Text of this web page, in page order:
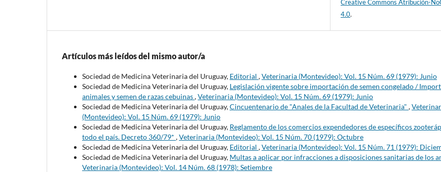
Creative Commons Atribución-
4.0.
Artículos más leídos del mismo autor/a
Sociedad de Medicina Veterinaria del Uruguay, Editorial ,Veterinaria (Montevideo): Vol. 15 Núm. 69 (1979): Junio
Sociedad de Medicina Veterinaria del Uruguay, Legislación vigente sobre importación de semen congelado /
animales y semen de razas cebuinas,Veterinaria (Montevideo): Vol. 15 Núm. 69 (1979): Junio
Sociedad de Medicina Veterinaria del Uruguay,Cincuentenario de "Anales de la Facultad de Veterinaria" ,
(Montevideo): Vol. 15 Núm. 69 (1979): Junio
Sociedad de Medicina Veterinaria del Uruguay, Reglamento de los comercios expendedores de específicos
todo el país. Decreto 360/79* ,Veterinaria (Montevideo): Vol. 15 Núm. 70 (1979): Octubre
Sociedad de Medicina Veterinaria del Uruguay, Editorial ,Veterinaria (Montevideo): Vol. 15 Núm. 71 (1979):
Sociedad de Medicina Veterinaria del Uruguay, Multas a aplicar por infracciones a disposiciones sanitarias de los
Veterinaria (Montevideo): Vol. 14 Núm. 68 (1978): Setiembre